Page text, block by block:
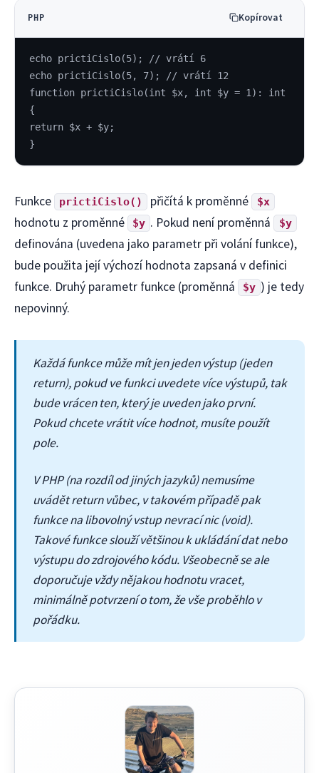
PHP Kopírovat
echo prictiCislo(5); // vrátí 6
echo prictiCislo(5, 7); // vrátí 12
function prictiCislo(int $x, int $y = 1): int
{
return $x + $y;
}
Funkce prictiCislo() přičítá k proměnné $x
hodnotu z proměnné $y . Pokud není proměnná $y
definována (uvedena jako parametr při volání funkce),
bude použita její výchozí hodnota zapsaná v definici
funkce. Druhý parametr funkce (proměnná
$y ) je tedy
nepovinný.
Každá funkce může mít jen jeden výstup (jeden
return), pokud ve funkci uvedete více výstupů, tak
bude vrácen ten, který je uveden jako první.
Pokud chcete vrátit více hodnot, musíte použít
pole.
V PHP (na rozdíl od jiných jazyků) nemusíme
uvádět return vůbec, v takovém případě pak
funkce na libovolný vstup nevrací nic (void).
Takové funkce slouží většinou k ukládání dat nebo
výstupu do zdrojového kódu. Všeobecně se ale
doporučuje vždy nějakou hodnotu vracet,
minimálně potvrzení o tom, že vše proběhlo v
pořádku.